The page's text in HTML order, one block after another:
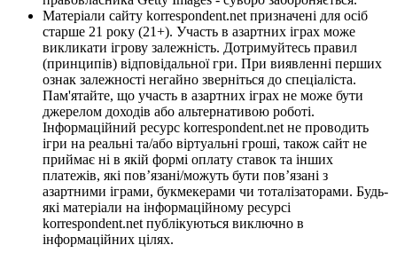
Матеріали сайту korrespondent.net призначені для осіб
старше 21 року (21+). Участь в азартних іграх може
викликати ігрову залежність. Дотримуйтесь правил
(принципів) відповідальної гри. При виявленні перших
ознак залежності негайно зверніться до спеціаліста.
Пам'ятайте, що участь в азартних іграх не може бути
джерелом доходів або альтернативою роботі.
Інформаційний ресурс korrespondent.net не проводить
ігри на реальні та/або віртуальні гроші, також сайт не
приймає ні в якій формі оплату ставок та інших
платежів, які пов’язані/можуть бути пов’язані з
азартними іграми, букмекерами чи тоталізаторами. Будь-
які матеріали на інформаційному ресурсі
korrespondent.net публікуються виключно в
інформаційних цілях.